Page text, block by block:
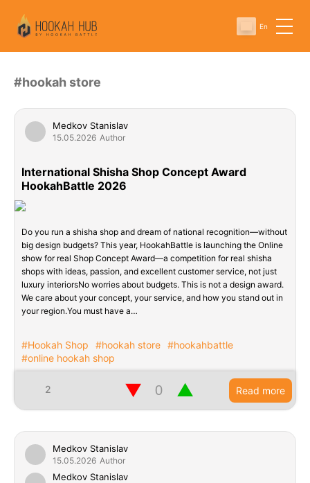
En
#hookah store
Medkov Stanislav
15.05.2026 Author
International Shisha Shop Concept Award
HookahBattle 2026
Do you run a shisha shop and dream of national recognition—without
big design budgets? This year, HookahBattle is launching the Online
show for real Shop Concept Award—a competition for real shisha
shops with ideas, passion, and excellent customer service, not just
luxury interiorsNo worries about budgets. This is not a design award.
We care about your concept, your service, and how you stand out in
your region.You must have a…
#Hookah Shop #hookah store #hookahbattle
#online hookah shop
2 ▲
▼ Read more
Medkov Stanislav
15.05.2026 Author
Medkov Stanislav